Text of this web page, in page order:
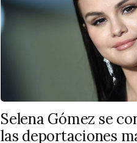
Selena Gómez se
las deportaciones